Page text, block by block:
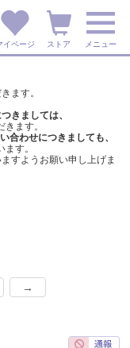
イページ ストア メニュー
ます。
きましては、
きます。
合わせにつきましても、
す。
すようお願い申し上げま
→